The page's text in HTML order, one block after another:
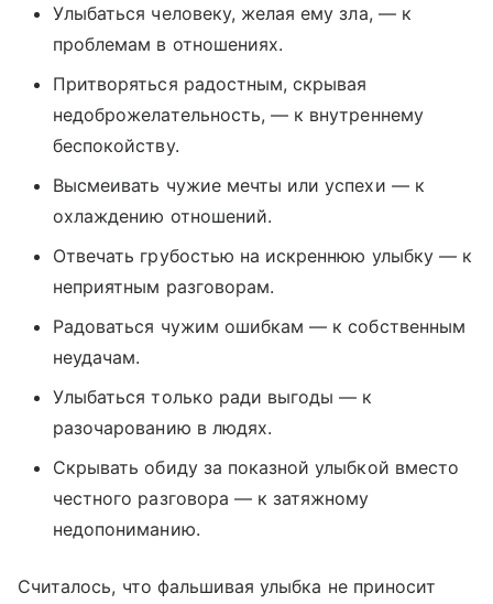
Улыбаться человеку, желая ему зла, — к
проблемам в отношениях.
Притворяться радостным, скрывая
недоброжелательность, — к внутреннему
беспокойству.
Высмеивать чужие мечты или успехи — к
охлаждению отношений.
Отвечать грубостью на искреннюю улыбку — к
неприятным разговорам.
Радоваться чужим ошибкам — к собственным
неудачам.
Улыбаться только ради выгоды — к
разочарованию в людях.
Скрывать обиду за показной улыбкой вместо
честного разговора — к затяжному
недопониманию.
Считалось, что фальшивая улыбка не приносит